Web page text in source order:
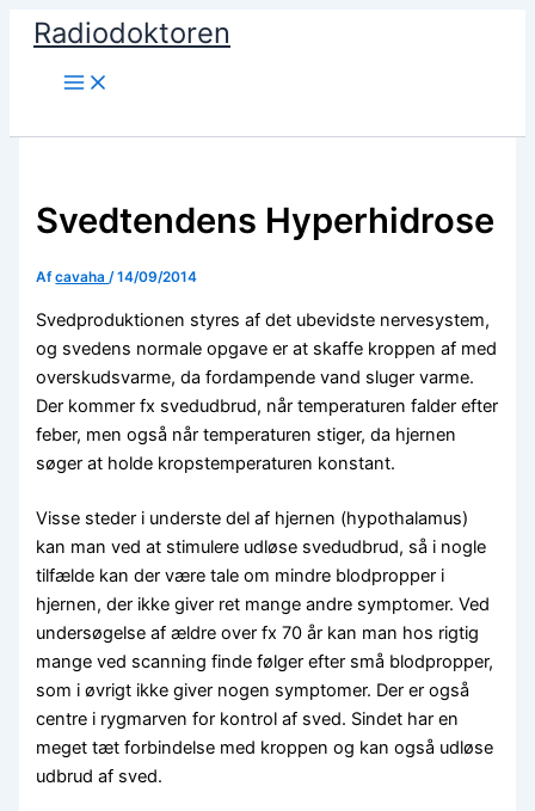
indholdet
Radiodoktoren
Svedtendens Hyperhidrose
Afcavaha/14/09/2014
Svedproduktionen styres af det ubevidste nervesystem,
og svedens normale opgave er at skaffe kroppen af med
overskudsvarme, da fordampende vand sluger varme.
Der kommer fx svedudbrud, når temperaturen falder efter
feber, men også når temperaturen stiger, da hjernen
søger at holde kropstemperaturen konstant.
Visse steder i underste del af hjernen (hypothalamus)
kan man ved at stimulere udløse svedudbrud, så i nogle
tilfælde kan der være tale om mindre blodpropper i
hjernen, der ikke giver ret mange andre symptomer. Ved
undersøgelse af ældre over fx 70 år kan man hos rigtig
mange ved scanning finde følger efter små blodpropper,
som i øvrigt ikke giver nogen symptomer. Der er også
centre i rygmarven for kontrol af sved. Sindet har en
meget tæt forbindelse med kroppen og kan også udløse
udbrud af sved.